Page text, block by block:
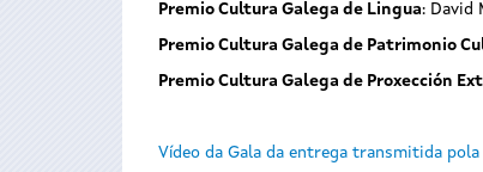
Premio Cultura Galega de Lingua: David
Premio Cultura Galega de Patrimonio
Premio Cultura Galega de Proxección
Vídeo da Gala da entrega transmitida pola